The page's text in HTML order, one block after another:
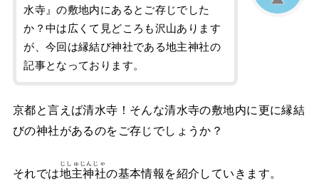
水寺』の敷地内にあるとご存じでした
か？中は広くて見どころも沢山あります
が、今回は縁結び神社である地主神社の
記事となっております。
京都と言えば清水寺！そんな清水寺の敷地内に更に縁結
びの神社があるのをご存じでしょうか？
それでは地主神社
じしゅじんじゃ
の基本情報を紹介していきます。